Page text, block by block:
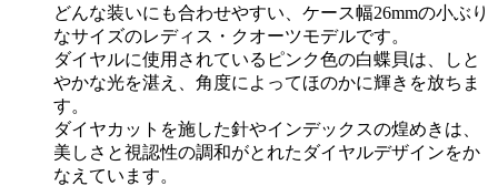
どんな装いにも合わせやすい、ケース幅26mmの小ぶり
なサイズのレディス・クオーツモデルです。
ダイヤルに使用されているピンク色の白蝶貝は、しと
やかな光を湛え、角度によってほのかに輝きを放ちま
す。
ダイヤカットを施した針やインデックスの煌めきは、
美しさと視認性の調和がとれたダイヤルデザインをか
なえています。